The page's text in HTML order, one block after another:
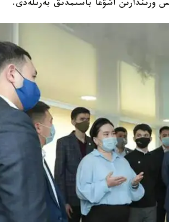
ورىندارىن اشۋعا باسىمدىق بەرىلەدى.